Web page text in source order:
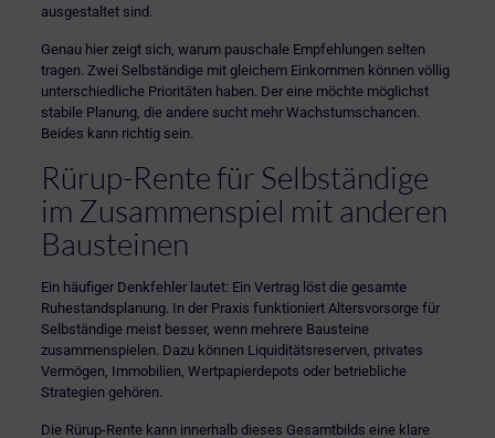
ausgestaltet sind.
Genau hier zeigt sich, warum pauschale Empfehlungen selten
tragen. Zwei Selbständige mit gleichem Einkommen können völlig
unterschiedliche Prioritäten haben. Der eine möchte möglichst
stabile Planung, die andere sucht mehr Wachstumschancen.
Beides kann richtig sein.
Rürup-Rente für Selbständige
im Zusammenspiel mit anderen
Bausteinen
Ein häufiger Denkfehler lautet: Ein Vertrag löst die gesamte
Ruhestandsplanung. In der Praxis funktioniert Altersvorsorge für
Selbständige meist besser, wenn mehrere Bausteine
zusammenspielen. Dazu können Liquiditätsreserven, privates
Vermögen, Immobilien, Wertpapierdepots oder betriebliche
Strategien gehören.
Die Rürup-Rente kann innerhalb dieses Gesamtbilds eine klare